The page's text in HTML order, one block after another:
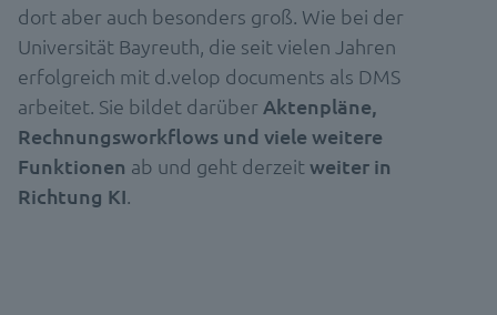
dort aber auch besonders groß. Wie bei der
Universität Bayreuth, die seit vielen Jahren
erfolgreich mit d.velop documents als DMS
arbeitet. Sie bildet darüber Aktenpläne,
Rechnungsworkflows und viele weitere
Funktionen ab und geht derzeit weiter in
Richtung KI.